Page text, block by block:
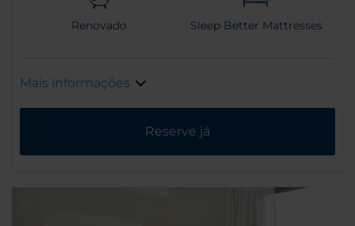
Renovado Sleep Better Mattresses
Mais informações
Reserve já